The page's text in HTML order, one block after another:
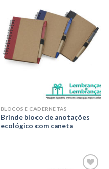
aos meus
desejos
BLOCOS E CADERNETAS
Brinde bloco de anotações
ecológico com caneta